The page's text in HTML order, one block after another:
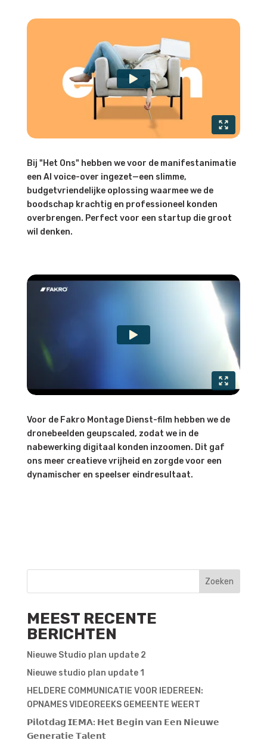
Bij "Het Ons" hebben we voor de manifestanimatie
een AI voice-over ingezet—een slimme,
budgetvriendelijke oplossing waarmee we de
boodschap krachtig en professioneel konden
overbrengen. Perfect voor een startup die groot
wil denken.
Voor de Fakro Montage Dienst-film hebben we de
dronebeelden geupscaled, zodat we in de
nabewerking digitaal konden inzoomen. Dit gaf
ons meer creatieve vrijheid en zorgde voor een
dynamischer en speelser eindresultaat.
Zoeken
MEEST RECENTE
BERICHTEN
Nieuwe Studio plan update 2
Nieuwe studio plan update 1
HELDERE COMMUNICATIE VOOR IEDEREEN:
OPNAMES VIDEOREEKS GEMEENTE WEERT
𝗣𝗶𝗹𝗼𝘁𝗱𝗮𝗴 𝗜𝗘𝗠𝗔: 𝗛𝗲𝘁 𝗕𝗲𝗴𝗶𝗻 𝘃𝗮𝗻 𝗘𝗲𝗻 𝗡𝗶𝗲𝘂𝘄𝗲
𝗚𝗲𝗻𝗲𝗿𝗮𝘁𝗶𝗲 𝗧𝗮𝗹𝗲𝗻𝘁